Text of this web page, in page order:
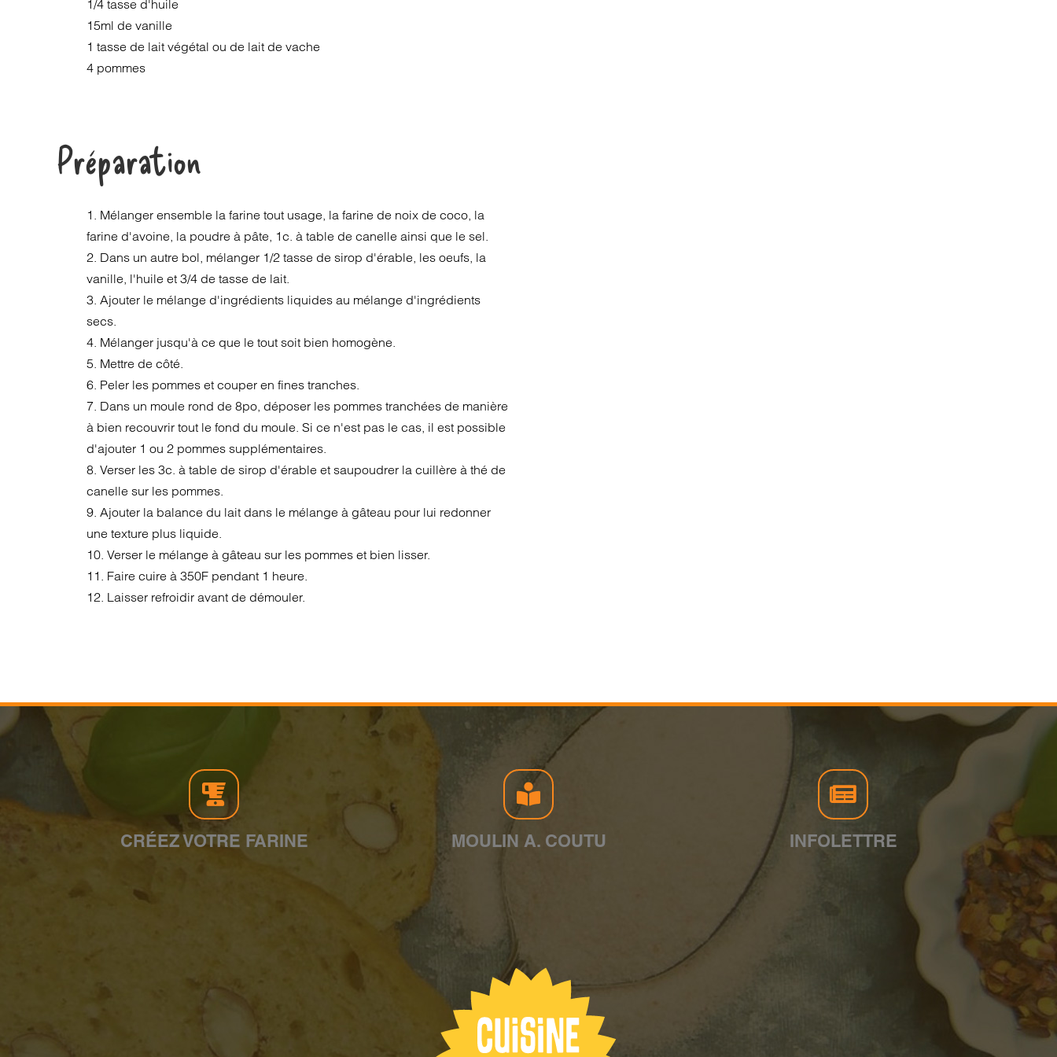
1/4 tasse d'huile
15ml de vanille
1 tasse de lait végétal ou de lait de vache
4 pommes
Préparation
1. Mélanger ensemble la farine tout usage, la farine de noix de coco, la
farine d'avoine, la poudre à pâte, 1c. à table de canelle ainsi que le sel.
2. Dans un autre bol, mélanger 1/2 tasse de sirop d'érable, les oeufs, la
vanille, l'huile et 3/4 de tasse de lait.
3. Ajouter le mélange d'ingrédients liquides au mélange d'ingrédients
secs.
4. Mélanger jusqu'à ce que le tout soit bien homogène.
5. Mettre de côté.
6. Peler les pommes et couper en fines tranches.
7. Dans un moule rond de 8po, déposer les pommes tranchées de manière
à bien recouvrir tout le fond du moule. Si ce n'est pas le cas, il est possible
d'ajouter 1 ou 2 pommes supplémentaires.
8. Verser les 3c. à table de sirop d'érable et saupoudrer la cuillère à thé de
canelle sur les pommes.
9. Ajouter la balance du lait dans le mélange à gâteau pour lui redonner
une texture plus liquide.
10. Verser le mélange à gâteau sur les pommes et bien lisser.
11. Faire cuire à 350F pendant 1 heure.
12. Laisser refroidir avant de démouler.
CRÉEZ VOTRE FARINE MOULIN A. COUTU INFOLETTRE